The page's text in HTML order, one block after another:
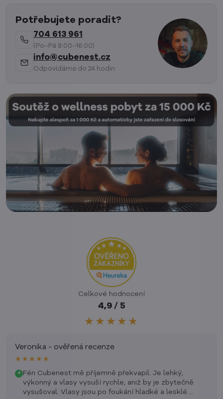
Potřebujete poradit?
704 613 961
(Po–Pá 8:00–16:00)
info@cubenest.cz
Odpovídáme do 24 hodin
Celkové hodnocení
4,9 / 5
★★★★★
Veronika - ověřená recenze
★★★★★
+
Fén Cubenest mě příjemně překvapil. Je lehký,
výkonný a vlasy vysuší rychle, aniž by je zbytečně
vysušoval. Vlasy jsou po foukání hladké a lesklé.